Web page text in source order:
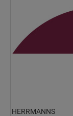
HERRMANNS